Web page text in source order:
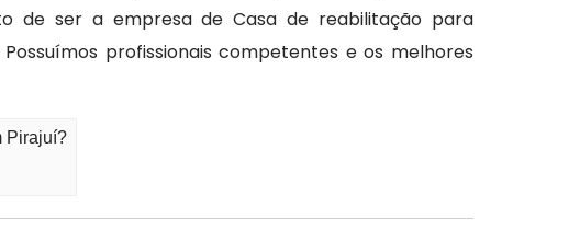
de ser a empresa de Casa de reabilitação para
profissionais competentes e os melhores
Pirajuí?